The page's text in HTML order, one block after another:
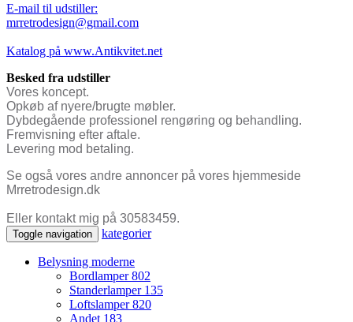
E-mail til udstiller:
mrretrodesign@gmail.com
Katalog på www.Antikvitet.net
Besked fra udstiller
Vores koncept.
Opkøb af nyere/brugte møbler.
Dybdegående professionel rengøring og behandling.
Fremvisning efter aftale.
Levering mod betaling.
Se også vores andre annoncer på vores hjemmeside
Mrretrodesign.dk
Eller kontakt mig på 30583459.
Toggle navigation kategorier
Belysning moderne
Bordlamper802
Standerlamper 135
Loftslamper820
Andet 183